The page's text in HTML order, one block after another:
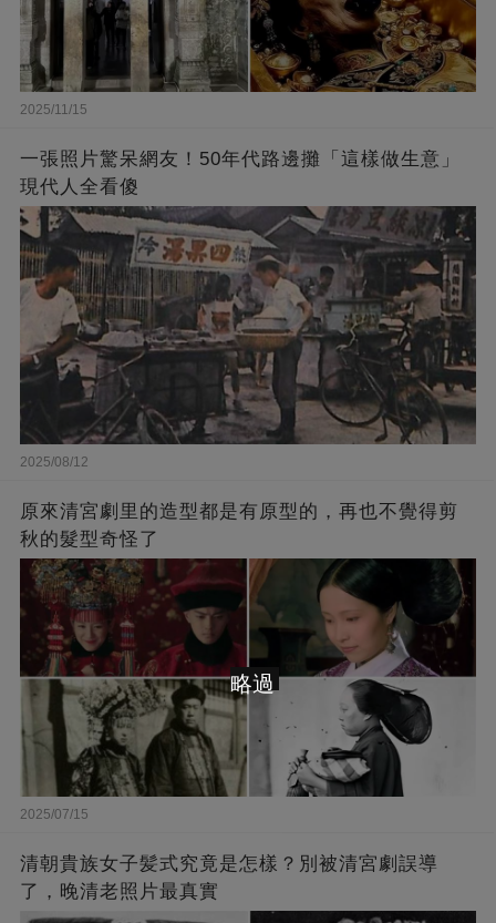
2025/11/15
一張照片驚呆網友！50年代路邊攤「這樣做生意」
現代人全看傻
2025/08/12
原來清宮劇里的造型都是有原型的，再也不覺得剪
秋的髮型奇怪了
2025/07/15
清朝貴族女子髪式究竟是怎樣？別被清宮劇誤導
了，晚清老照片最真實
略過